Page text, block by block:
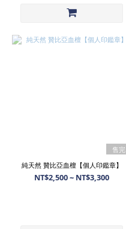
售完
純天然 贊比亞血檀【個人印鑑章】
NT$2,500 ~ NT$3,300